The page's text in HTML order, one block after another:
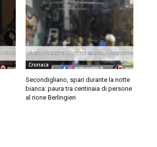
Cronaca
Secondigliano, spari durante la notte
bianca: paura tra centinaia di persone
al rione Berlingieri